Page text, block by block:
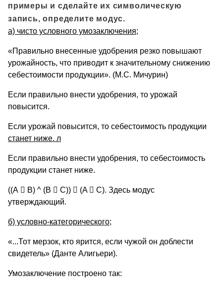
примеры и сделайте их символическую
запись, определите модус.
а) чисто условного умозаключения;
«Правильно внесенные удобрения резко повышают
урожайность, что приводит к значительному снижению
себестоимости продукции». (М.С. Мичурин)
Если правильно внести удобрения, то урожай
повысится.
Если урожай повысится, то себестоимость продукции
станет ниже. л
Если правильно внести удобрения, то себестоимость
продукции станет ниже.
((А  В) ^ (B  C))  (A  C). Здесь модус
утверждающий.
б) условно-категорического;
«...Тот мерзок, кто ярится, если чужой он доблести
свидетель» (Данте Алигьери).
Умозаключение построено так: